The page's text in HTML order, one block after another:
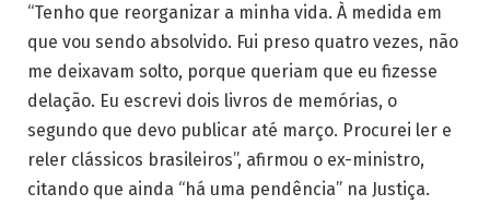
“Tenho que reorganizar a minha vida. À medida em
que vou sendo absolvido. Fui preso quatro vezes, não
me deixavam solto, porque queriam que eu fizesse
delação. Eu escrevi dois livros de memórias, o
segundo que devo publicar até março. Procurei ler e
reler clássicos brasileiros”, afirmou o ex-ministro,
citando que ainda “há uma pendência” na Justiça.